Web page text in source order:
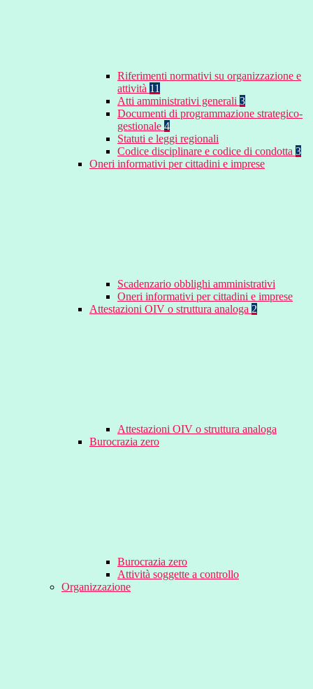
Riferimenti normativi su organizzazione e
attività 11
Atti amministrativi generali 3
Documenti di programmazione strategico-
gestionale 4
Statuti e leggi regionali
Codice disciplinare e codice di condotta 3
Oneri informativi per cittadini e imprese
Scadenzario obblighi amministrativi
Oneri informativi per cittadini e imprese
Attestazioni OIV o struttura analoga 2
Attestazioni OIV o struttura analoga
Burocrazia zero
Burocrazia zero
Attività soggette a controllo
Organizzazione